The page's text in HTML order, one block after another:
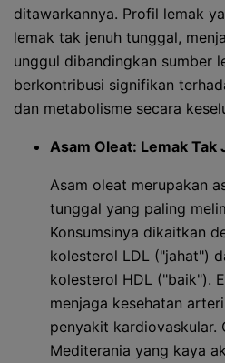
ditawarkannya. Profil lemak
lemak tak jenuh tunggal,
unggul dibandingkan sumber
berkontribusi signifikan
dan metabolisme secara
Asam Oleat: Lemak Tak
Asam oleat merupakan
tunggal yang paling
Konsumsinya dikaitkan
kolesterol LDL ("jahat")
kolesterol HDL ("baik").
menjaga kesehatan
penyakit kardiovaskular.
Mediterania yang kaya